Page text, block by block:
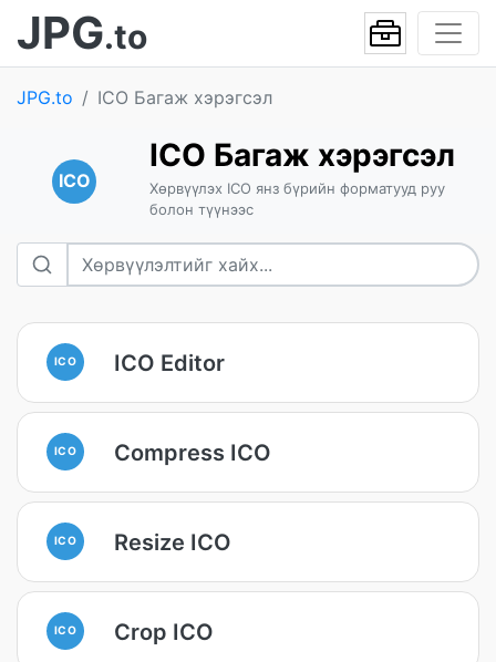
JPG.to
JPG.to ICO Багаж хэрэгсэл
ICO
ICO Багаж хэрэгсэл
Хөрвүүлэх ICO янз бүрийн форматууд руу
болон түүнээс
ICO ICO Editor
ICO Compress ICO
ICO Resize ICO
ICO Crop ICO